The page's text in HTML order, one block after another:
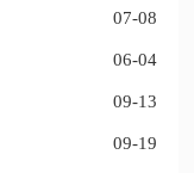
07-08
06-04
09-13
09-19